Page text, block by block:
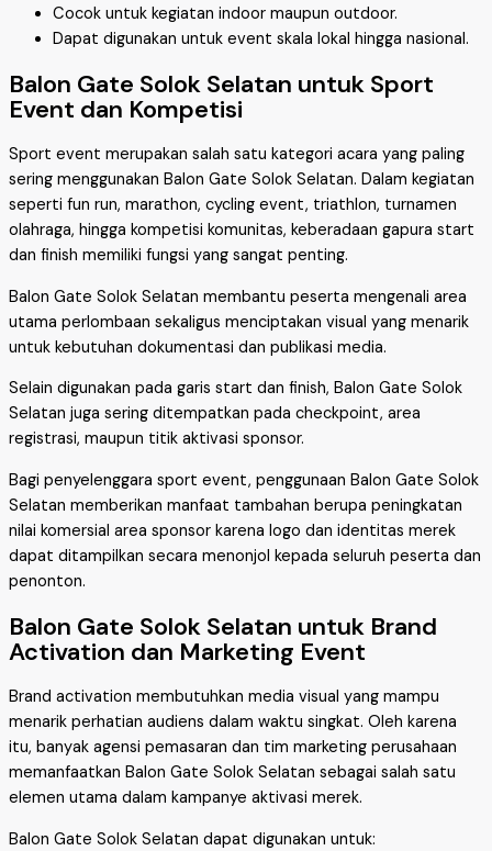
Cocok untuk kegiatan indoor maupun outdoor.
Dapat digunakan untuk event skala lokal hingga nasional.
Balon Gate Solok Selatan untuk Sport
Event dan Kompetisi
Sport event merupakan salah satu kategori acara yang paling
sering menggunakan Balon Gate Solok Selatan. Dalam kegiatan
seperti fun run, marathon, cycling event, triathlon, turnamen
olahraga, hingga kompetisi komunitas, keberadaan gapura start
dan finish memiliki fungsi yang sangat penting.
Balon Gate Solok Selatan membantu peserta mengenali area
utama perlombaan sekaligus menciptakan visual yang menarik
untuk kebutuhan dokumentasi dan publikasi media.
Selain digunakan pada garis start dan finish, Balon Gate Solok
Selatan juga sering ditempatkan pada checkpoint, area
registrasi, maupun titik aktivasi sponsor.
Bagi penyelenggara sport event, penggunaan Balon Gate Solok
Selatan memberikan manfaat tambahan berupa peningkatan
nilai komersial area sponsor karena logo dan identitas merek
dapat ditampilkan secara menonjol kepada seluruh peserta dan
penonton.
Balon Gate Solok Selatan untuk Brand
Activation dan Marketing Event
Brand activation membutuhkan media visual yang mampu
menarik perhatian audiens dalam waktu singkat. Oleh karena
itu, banyak agensi pemasaran dan tim marketing perusahaan
memanfaatkan Balon Gate Solok Selatan sebagai salah satu
elemen utama dalam kampanye aktivasi merek.
Balon Gate Solok Selatan dapat digunakan untuk: